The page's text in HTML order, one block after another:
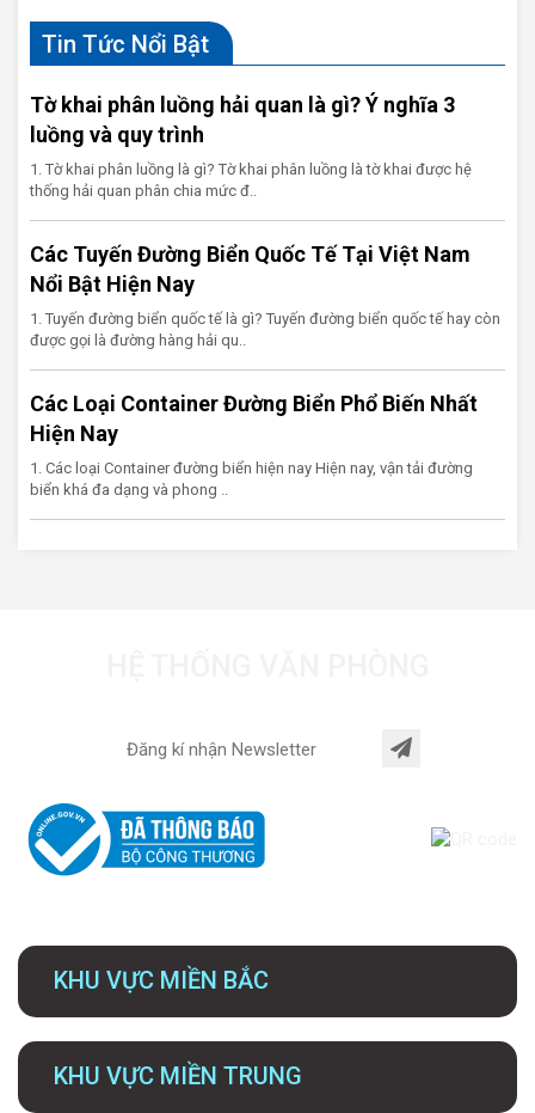
Tin Tức Nổi Bật
Tờ khai phân luồng hải quan là gì? Ý nghĩa 3
luồng và quy trình
1. Tờ khai phân luồng là gì? Tờ khai phân luồng là tờ khai được hệ
thống hải quan phân chia mức đ..
Các Tuyến Đường Biển Quốc Tế Tại Việt Nam
Nổi Bật Hiện Nay
1. Tuyến đường biển quốc tế là gì? Tuyến đường biển quốc tế hay còn
được gọi là đường hàng hải qu..
Các Loại Container Đường Biển Phổ Biến Nhất
Hiện Nay
1. Các loại Container đường biển hiện nay Hiện nay, vận tải đường
biển khá đa dạng và phong ..
KHU VỰC MIỀN BẮC
KHU VỰC MIỀN TRUNG